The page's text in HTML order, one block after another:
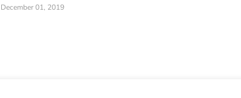
December 01, 2019